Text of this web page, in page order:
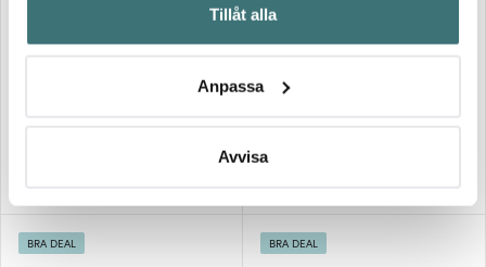
kan ha en noggrannhet på upp till flera meter
Identifiera din enhet genom att aktivt skanna den för
Ta reda på mer om hur dina personliga uppgifter
Du kan ändra eller dra tillbaka ditt samtycke när som
Vi använder cookies för att innehållet och annonserna
ska anpassas efter det som vi tror att du tycker om. Det
Tillåt alla
Anpassa
Avvisa
Elektrisk minihackare 0,5 L
Emerio
Ugn med två kokplattor
BRA DEAL BRA DEAL